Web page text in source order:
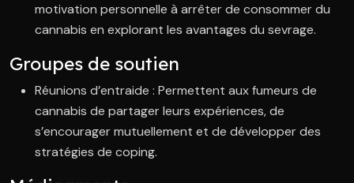
motivation personnelle à arrêter de consommer du
cannabis en explorant les avantages du sevrage.
Groupes de soutien
Réunions d’entraide : Permettent aux fumeurs de
cannabis de partager leurs expériences, de
s’encourager mutuellement et de développer des
stratégies de coping.